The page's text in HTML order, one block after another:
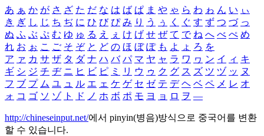
あ ぁ か が さ ざ た だ な は ば ぱ ま や ゃ ら わ ゎ ん い ぃ
き ぎ し じ ち ぢ に ひ び ぴ み り う ぅ く ぐ す ず つ づ っ
ぬ ふ ぶ ぷ む ゆ ゅ る え ぇ け げ せ ぜ て で ね へ べ ぺ め
れ お ぉ こ ご そ ぞ と ど の ほ ぼ ぽ も よ ょ ろ を
ア ァ カ サ ザ タ ダ ナ ハ バ パ マ ヤ ャ ラ ワ ヮ ン イ ィ キ
ギ シ ジ チ ヂ ニ ヒ ビ ピ ミ リ ウ ゥ ク グ ス ズ ツ ヅ ッ ヌ
フ ブ プ ム ユ ュ ル エ ェ ケ ゲ セ ゼ テ デ ヘ ベ ペ メ レ オ
ォ コ ゴ ソ ゾ ト ド ノ ホ ボ ポ モ ヨ ョ ロ ヲ ―
http://chineseinput.net/에서 pinyin(병음)방식으로 중국어를 변환
할 수 있습니다.